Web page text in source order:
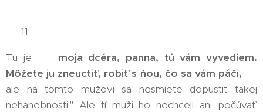
👉 11.
Tu je 🤬 moja dcéra, panna, tú vám vyvediem.
Môžete ju zneuctiť, robiť s ňou, čo sa vám páči,
ale na tomto mužovi sa nesmiete dopustiť takej
nehanebnosti." Ale tí muži ho nechceli ani počúvať.